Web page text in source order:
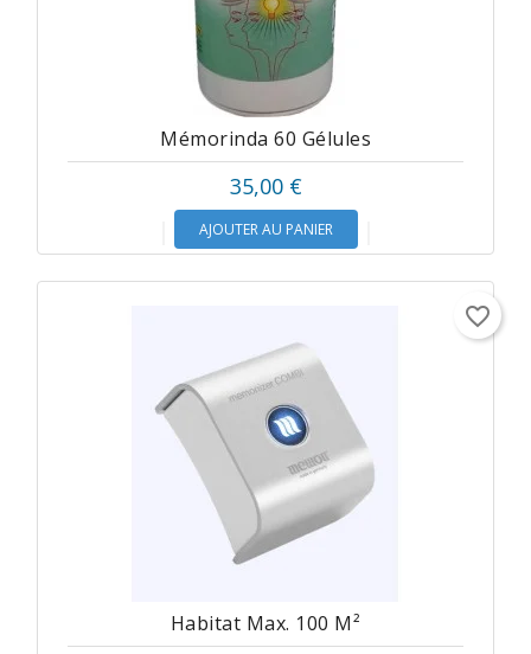
Mémorinda 60 Gélules
35,00 €
AJOUTER AU PANIER
Habitat Max. 100 M²
favorite_border